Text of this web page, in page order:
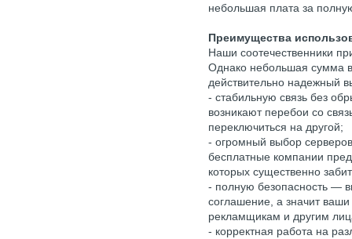
небольшая плата за
Преимущества
Наши соотечественники
Однако небольшая сумма
действительно надежный
- стабильную связь без
возникают перебои со
переключиться на другой;
- огромный выбор
бесплатные компании
которых существенно
- полную безопасность —
соглашение, а значит
рекламщикам и другим
- корректная работа на